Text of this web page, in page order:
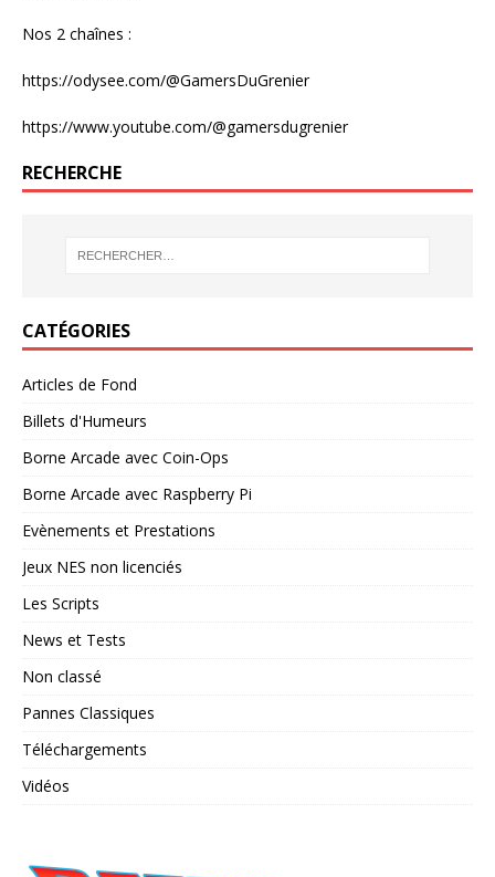
Nos 2 chaînes :
https://odysee.com/@GamersDuGrenier
https://www.youtube.com/@gamersdugrenier
RECHERCHE
CATÉGORIES
Articles de Fond
Billets d'Humeurs
Borne Arcade avec Coin-Ops
Borne Arcade avec Raspberry Pi
Evènements et Prestations
Jeux NES non licenciés
Les Scripts
News et Tests
Non classé
Pannes Classiques
Téléchargements
Vidéos